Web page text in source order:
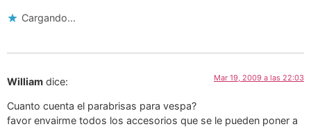
Cargando...
William dice: Mar 19, 2009 a las 22:03
Cuanto cuenta el parabrisas para vespa?
favor envairme todos los accesorios que se le pueden poner a